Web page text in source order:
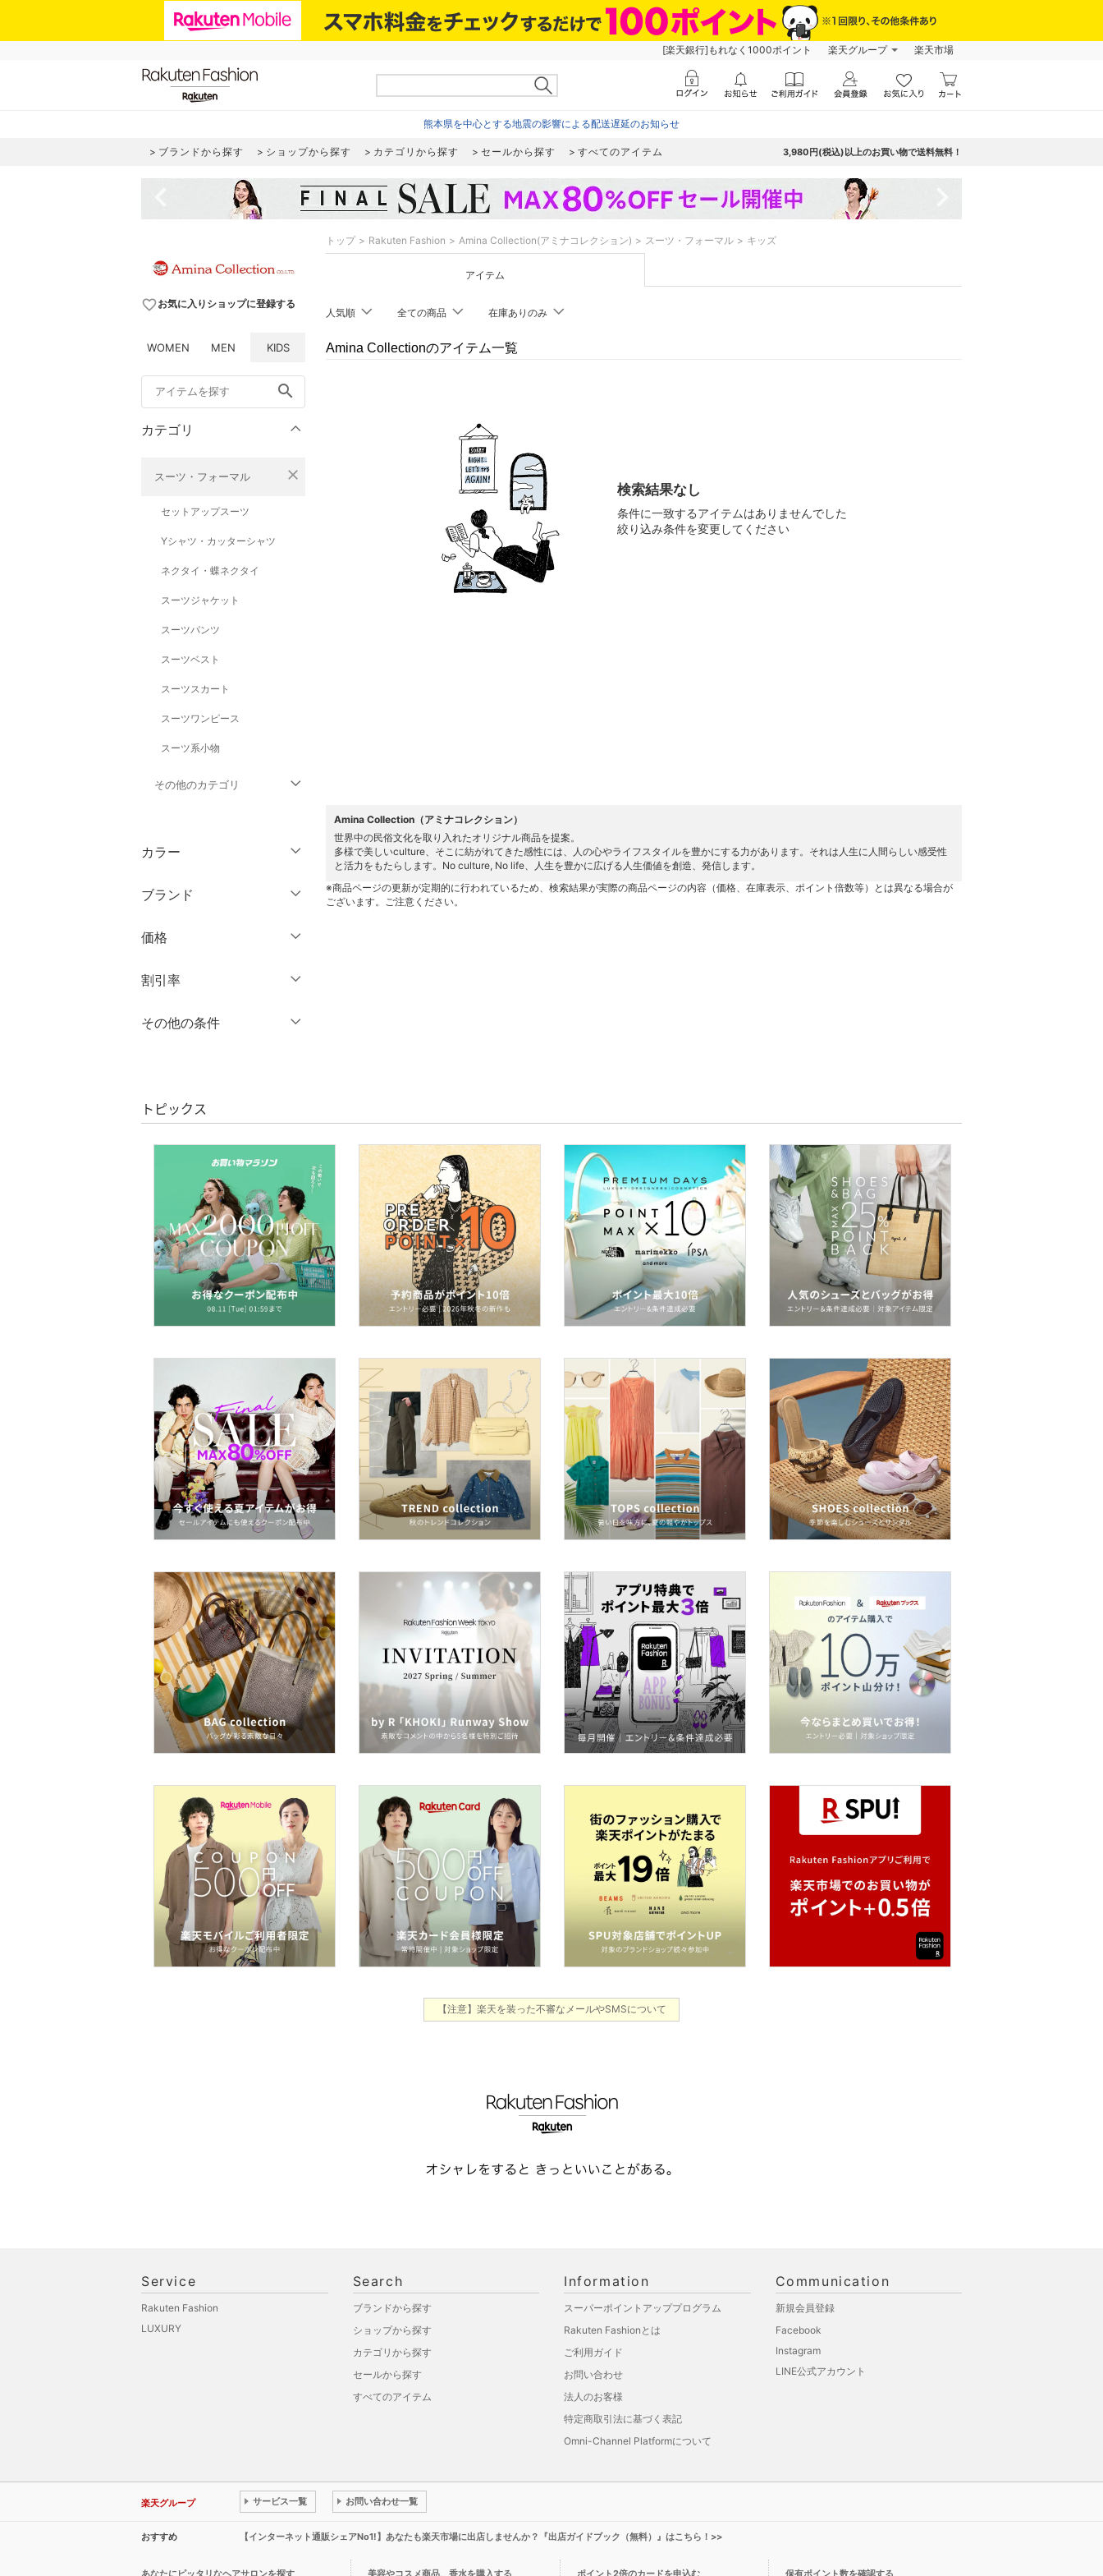
[楽天銀行]もれなく1000ポイント 楽天グループ 楽天市場
熊本県を中心とする地震の影響による配送遅延のお知らせ
ブランドから探す ショップから探す カテゴリから探す セールから探す すべてのアイテム 3,980円(税込)以上のお買い物で送料無料！
favorite_borderお気に入りショップに登録する
WOMEN MEN KIDS
search
カテゴリ
スーツ・フォーマル close
セットアップスーツ
Yシャツ・カッターシャツ
ネクタイ・蝶ネクタイ
スーツジャケット
スーツパンツ
スーツベスト
スーツスカート
スーツワンピース
スーツ系小物
その他のカテゴリ
ジャケット・アウター
パンツ
ワンピース・ドレス
スカート
オールインワン・オーバ
ーオール
シューズ・靴
インナー・ルームウェア
靴下・レッグウェア
ファッション雑貨
アクセサリー・腕時計
財布・ポーチ・ケース
マタニティウェア・ベビ
ー用品
水着・スイムグッズ
着物・浴衣・和装小物
ボディケア・オーラルケ
ア
ヘアケア
食器・調理器具・キッチ
ン用品
インテリア・生活雑貨
オ機器
スポーツ・アウトドア用
文房具
福袋・ギフト・その他
カラー
クリア
ブランド
価格
絞り込み
割引率
％OFF～ ％OFF
その他の条件
クリア 絞り込み
トップ Rakuten Fashion Amina Collection(アミナコレクション) スーツ・フォーマル キッズ
アイテム
人気順 全ての商品 在庫ありのみ
Amina Collectionのアイテム一覧
検索結果なし
条件に一致するアイテムはありませんでした
絞り込み条件を変更してください
Amina Collection（アミナコレクション）
世界中の民俗文化を取り入れたオリジナル商品を提案。
多様で美しいculture、そこに紡がれてきた感性には、人の心やライフスタイルを豊かにする力があります。それは人生に人間らしい感受性
と活力をもたらします。No culture, No life、人生を豊かに広げる人生価値を創造、発信します。
※商品ページの更新が定期的に行われているため、検索結果が実際の商品ページの内容（価格、在庫表示、ポイント倍数等）とは異なる場合が
ございます。ご注意ください。
トピックス
【注意】楽天を装った不審なメールやSMSについて
Service
Rakuten Fashion
LUXURY
Search
ブランドから探す
ショップから探す
カテゴリから探す
セールから探す
すべてのアイテム
Information
スーパーポイントアッププログラム
Rakuten Fashionとは
ご利用ガイド
お問い合わせ
法人のお客様
特定商取引法に基づく表記
Omni-Channel Platformについて
Communication
新規会員登録
Facebook
Instagram
LINE公式アカウント
楽天グループ サービス一覧 お問い合わせ一覧
おすすめ 【インターネット通販シェアNo1!】あなたも楽天市場に出店しませんか？『出店ガイドブック（無料）』はこちら！>>
あなたにピッタリなヘアサロンを探す 美容やコスメ商品、香水を購入する ポイント2倍のカードを申込む 保有ポイント数を確認する